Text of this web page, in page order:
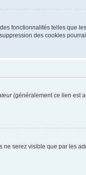
fonctionnalités telles que
des cookies
(généralement ce lien est
ne serez visible que par les